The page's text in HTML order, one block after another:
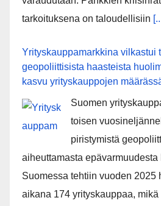
tarkoituksena on taloudellisiin
Yrityskauppamarkkina vilkastui
geopoliittisista haasteista
kasvu yrityskauppojen
Suomen
toisen
piristymistä
aiheuttamasta epävarmuudesta
Suomessa tehtiin vuoden 2025
aikana 174 yrityskauppaa,